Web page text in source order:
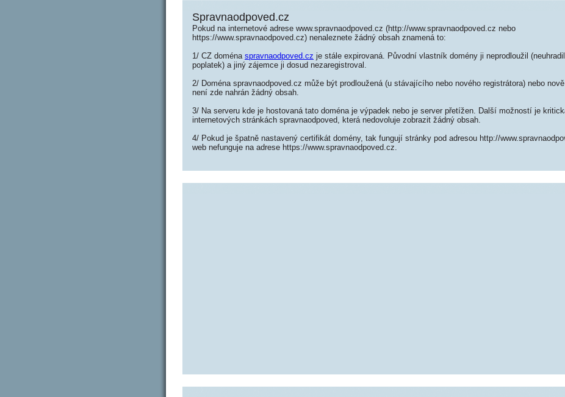
Spravnaodpoved.cz
Pokud na internetové adrese www.spravnaodpoved.cz (http://www.spravnaodpoved.cz nebo
https://www.spravnaodpoved.cz) nenaleznete žádný obsah znamená to:
1/ CZ doména spravnaodpoved.cz je stále expirovaná. Původní vlastník domény ji neprodloužil
poplatek) a jiný zájemce ji dosud nezaregistroval.
2/ Doména spravnaodpoved.cz může být prodloužená (u stávajícího nebo nového registrátora) nebo
není zde nahrán žádný obsah.
3/ Na serveru kde je hostovaná tato doména je výpadek nebo je server přetížen. Další možností je
internetových stránkách spravnaodpoved, která nedovoluje zobrazit žádný obsah.
4/ Pokud je špatně nastavený certifikát domény, tak fungují stránky pod adresou http://
web nefunguje na adrese https://www.spravnaodpoved.cz.